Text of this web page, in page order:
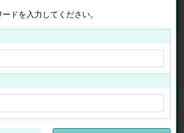
ログイン
マイページ
ドを入力してください。